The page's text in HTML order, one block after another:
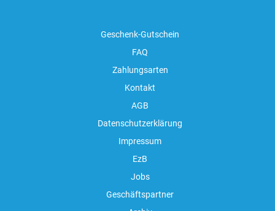
Geschenk-Gutschein
FAQ
Zahlungsarten
Kontakt
AGB
Datenschutzerklärung
Impressum
EzB
Jobs
Geschäftspartner